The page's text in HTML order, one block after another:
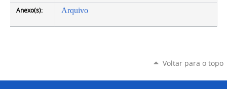
Anexo(s):
Arquivo
Voltar para o topo